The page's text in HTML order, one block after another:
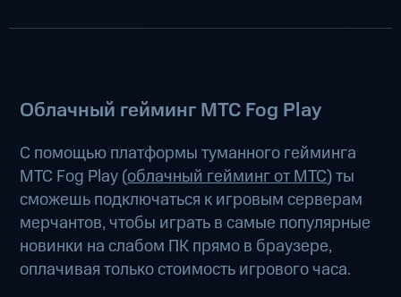
Облачный гейминг МТС Fog Play
С помощью платформы туманного гейминга
МТС Fog Play (облачный гейминг от МТС) ты
сможешь подключаться к игровым серверам
мерчантов, чтобы играть в самые популярные
новинки на слабом ПК прямо в браузере,
оплачивая только стоимость игрового часа.